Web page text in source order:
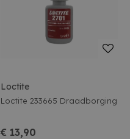
Loctite
Loctite 233665 Draadborging
€ 13,90